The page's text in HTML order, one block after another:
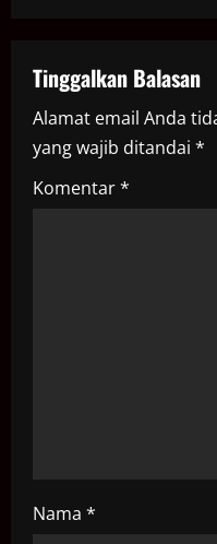
v
i
g
a
Tinggalkan Balasan
Alamat email Anda
yang wajib ditandai *
Komentar*
Nama *